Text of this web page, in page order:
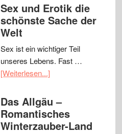
Sex und Erotik die
schönste Sache der
Welt
Sex ist ein wichtiger Teil
unseres Lebens. Fast …
[Weiterlesen...]
Das Allgäu –
Romantisches
Winterzauber-Land